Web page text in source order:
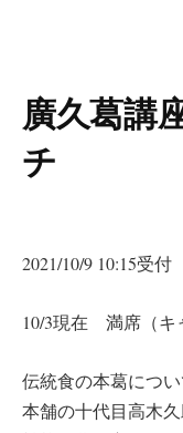
廣久葛講
チ
2021/10/9 10:15
10/3現在 満席（キ
伝統食の本葛につ
本舗の十代目高木